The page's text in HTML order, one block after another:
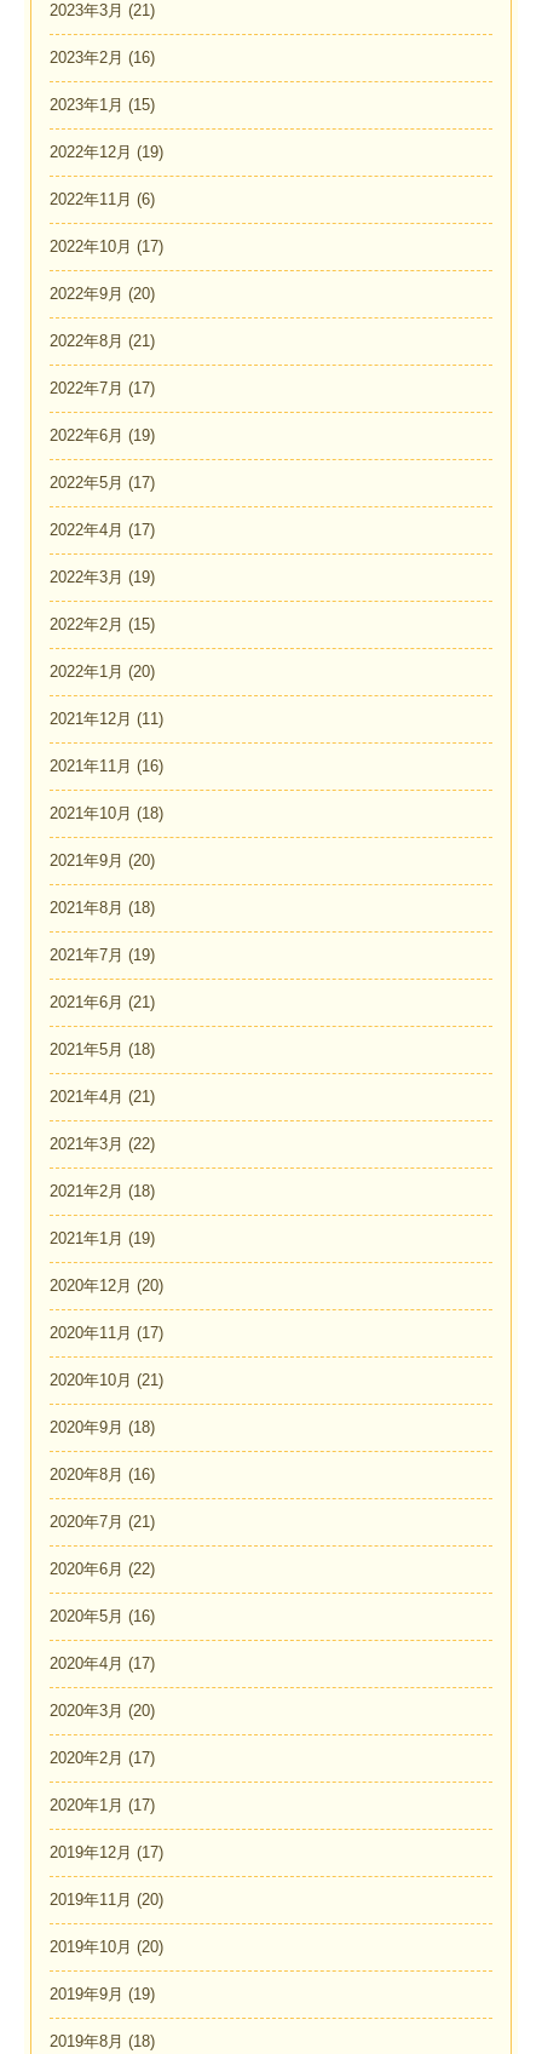
2023年3月 (21)
2023年2月 (16)
2023年1月 (15)
2022年12月 (19)
2022年11月 (6)
2022年10月 (17)
2022年9月 (20)
2022年8月 (21)
2022年7月 (17)
2022年6月 (19)
2022年5月 (17)
2022年4月 (17)
2022年3月 (19)
2022年2月 (15)
2022年1月 (20)
2021年12月 (11)
2021年11月 (16)
2021年10月 (18)
2021年9月 (20)
2021年8月 (18)
2021年7月 (19)
2021年6月 (21)
2021年5月 (18)
2021年4月 (21)
2021年3月 (22)
2021年2月 (18)
2021年1月 (19)
2020年12月 (20)
2020年11月 (17)
2020年10月 (21)
2020年9月 (18)
2020年8月 (16)
2020年7月 (21)
2020年6月 (22)
2020年5月 (16)
2020年4月 (17)
2020年3月 (20)
2020年2月 (17)
2020年1月 (17)
2019年12月 (17)
2019年11月 (20)
2019年10月 (20)
2019年9月 (19)
2019年8月 (18)